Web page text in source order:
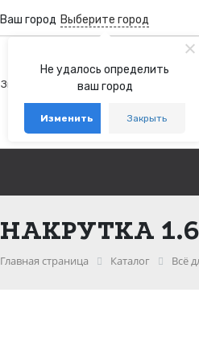
Не удалось определить
ваш город
Изменить Закрыть
Ваш город Выберите город
+7 (800) 100-76-77
Звонок бесплатный по России
+7 (931) 978-88-88
telegram whatsapp
НАКРУТКА
Главная страница Каталог Всё